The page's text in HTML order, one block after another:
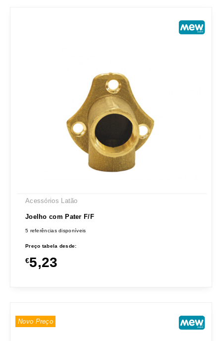
Acessórios Latão
Joelho com Pater F/F
5 referências disponíveis
Preço tabela desde:
€5,23
Novo Preço